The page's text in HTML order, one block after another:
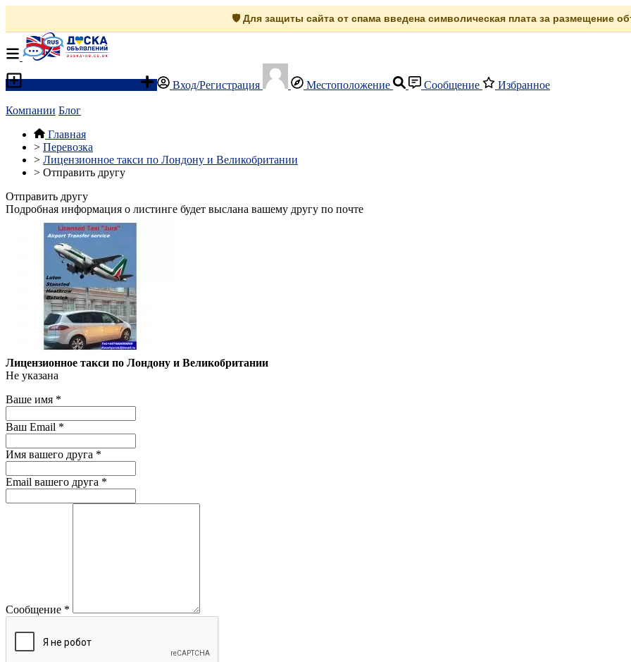
🛡️ Для защиты сайта от спама введена символическая плата за размещение
Вход/Регистрация Местоположение Сообщение Избранное
Компании Блог
Главная
> Перевозка
> Лицензионное такси по Лондону и Великобритании
> Отправить другу
Отправить другу
Подробная информация о листинге будет выслана вашему другу по почте
Лицензионное такси по Лондону и Великобритании
Не указана
Ваше имя *
Ваш Email *
Имя вашего друга *
Email вашего друга *
Сообщение *